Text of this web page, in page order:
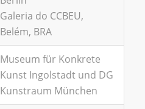
Galeria do CCBEU,
Belém, BRA
Museum für Konkrete
Kunst Ingolstadt und DG
Kunstraum München